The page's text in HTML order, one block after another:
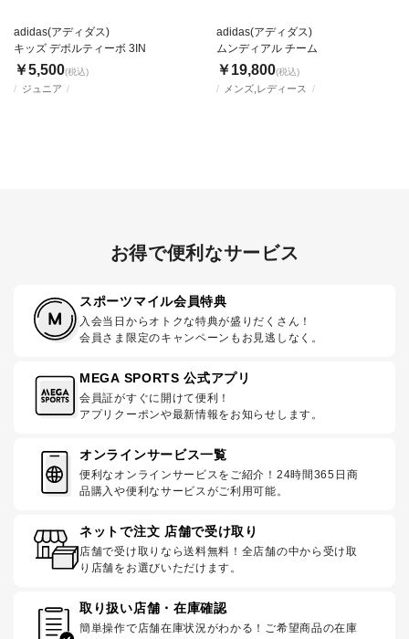
ジュニア
adidas(アディダス)
キッズ デポルティーボ 3IN
￥5,500(税込)
メンズ,レディース
adidas(アディダス)
ムンディアル チーム
￥19,800(税込)
お得で便利なサービス
スポーツマイル会員特典
入会当日からオトクな特典が盛りだくさん！
会員さま限定のキャンペーンもお見逃しなく。
MEGA SPORTS 公式アプリ
会員証がすぐに開けて便利！
アプリクーポンや最新情報をお知らせします。
オンラインサービス一覧
便利なオンラインサービスをご紹介！24時間365日商
品購入や便利なサービスがご利用可能。
ネットで注文 店舗で受け取り
店舗で受け取りなら送料無料！全店舗の中から受け取
り店舗をお選びいただけます。
取り扱い店舗・在庫確認
簡単操作で店舗在庫状況がわかる！ご希望商品の在庫